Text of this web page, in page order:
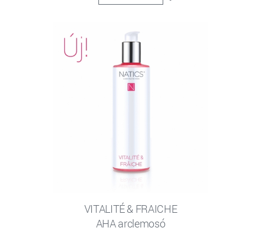
VITALITÉ & FRAICHE
AHA arclemosó